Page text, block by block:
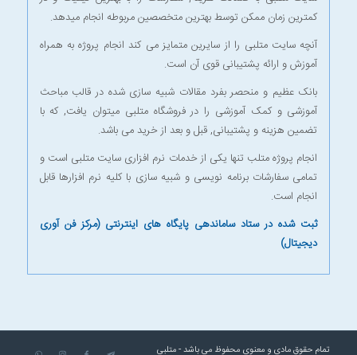
کمترین زمان ممکن توسط بهترین متخصصین مربوطه انجام میدهد.
آنچه سایت متلبی را از سایرین متمایز می کند انجام پروژه به همراه
آموزش و ارائه پشتیبانی قوی آن است.
بانک عظیم و منحصر بفرد مقالات شبیه سازی شده در قالب مباحث
آموزشی و کمک آموزشی را درفروشگاه متلبی میتوان یافت, که با
تضمین هزینه و پشتیبانی, قبل و بعد از خرید می باشد.
انجام پروژه متلب تنها یکی از خدمات نرم افزاری سایت متلبی است و
تمامی سفارشات برنامه نویسی و شبیه سازی با کلیه نرم افزارها قابل
انجام است.
ثبت شده در ستاد ساماندهی پایگاه های اینترنتی (مرکز فن آوری
دیجیتال)
تمام حقوق مادی و معنوی محفوظ می باشد -متلبی